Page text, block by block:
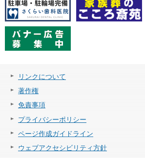
リンクについて
著作権
免責事項
プライバシーポリシー
ページ作成ガイドライン
ウェブアクセシビリティ方針